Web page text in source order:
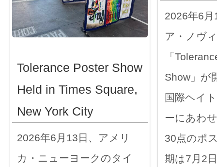
2026年6
ア・ノヴ
「
Show」が
国際ヘイ
ーにあわ
30点のポ
期は7月2
Tolerance Poster Show
Held in Times Square,
New York City
2026年6月13日、アメリ
カ・ニューヨークのタイ